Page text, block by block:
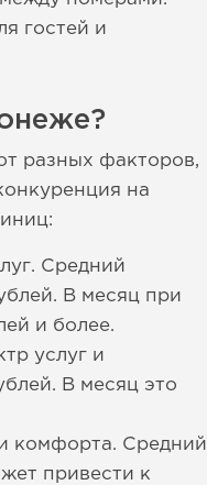
гостей и
разных факторов,
на
Средний
В месяц при
и более.
услуг и
В месяц это
комфорта. Средний
привести к